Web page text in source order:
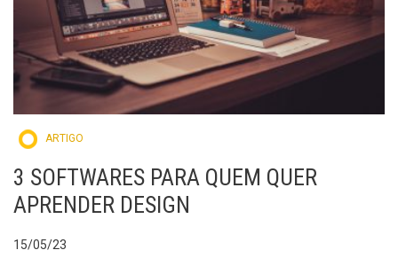
ARTIGO
3 SOFTWARES PARA QUEM QUER
APRENDER DESIGN
15/05/23